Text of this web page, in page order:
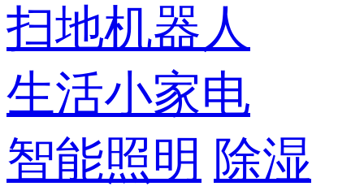
扫地机器人
生活小家电
智能照明 除湿